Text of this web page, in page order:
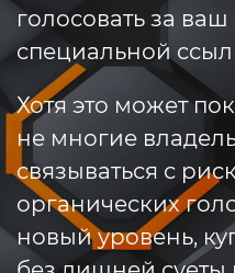
голосовать за
специальной
Хотя это может
не многие
связываться с
органических
новый уровень,